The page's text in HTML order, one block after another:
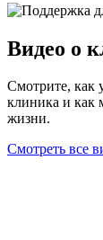
Видео о
Смотрите, как
клиника и как
жизни.
Смотреть все